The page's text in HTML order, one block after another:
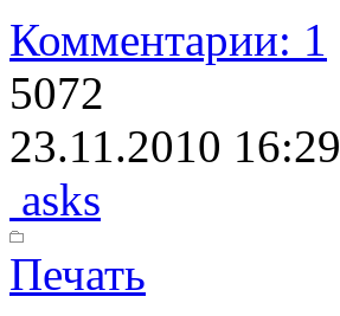
Комментарии: 1
5072
23.11.2010 16:29
asks
Печать